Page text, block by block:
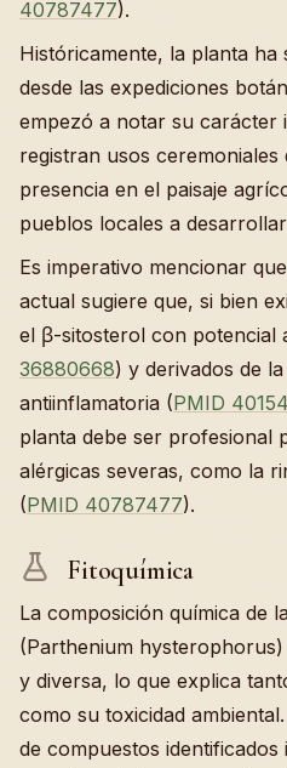
40787477).
Históricamente, la planta ha
desde las expediciones
empezó a notar su carácter
registran usos ceremoniales
presencia en el paisaje
pueblos locales a
Es imperativo mencionar
actual sugiere que, si bien
el β-sitosterol con potencial
36880668) y derivados de
antiinflamatoria (PMID
planta debe ser profesional
alérgicas severas, como la
(PMID 40787477).
Fitoquímica
La composición química de
(Parthenium
y diversa, lo que explica
como su toxicidad
de compuestos